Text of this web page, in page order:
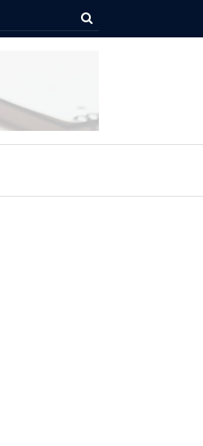
2025 en Guadalajara